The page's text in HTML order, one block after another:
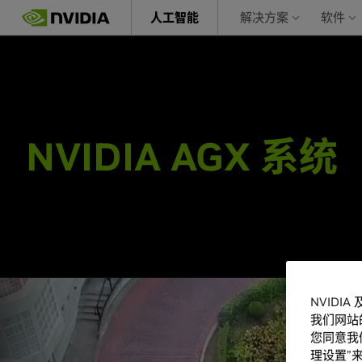
main
人工智能 解决方案 软件
NVIDIA AGX 系统
NVIDIA
我们网站
您同意
理设置”